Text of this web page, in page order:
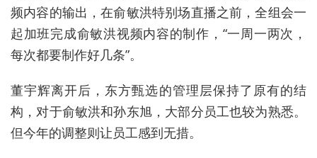
频内容的输出，在俞敏洪特别场直播之前，全组会一
起加班完成俞敏洪视频内容的制作，“一周一两次，
每次都要制作好几条”。
董宇辉离开后，东方甄选的管理层保持了原有的结
构，对于俞敏洪和孙东旭，大部分员工也较为熟悉。
但今年的调整则让员工感到无措。